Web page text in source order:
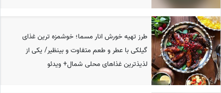
طرز تهیه خورش انار مسما؛ خوشمزه ترین غذای
گیلکی با عطر و طعم متفاوت و بینظیر/ یکی از
لذیذترین غذاهای محلی شمال+ ویدئو